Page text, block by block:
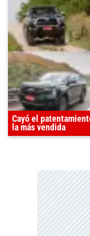
Cayó el
la más vendida